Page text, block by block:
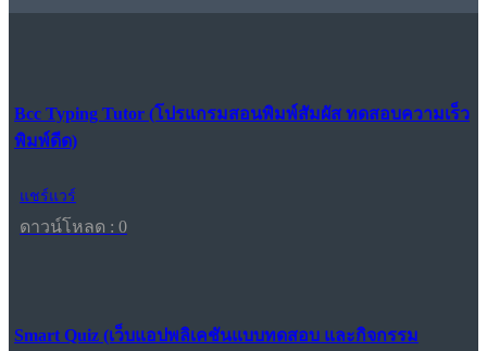
Bcc Typing Tutor (โปรแกรมสอนพิมพ์สัมผัส ทดสอบความเร็ว
พิมพ์ดีด)
แชร์แวร์
ดาวน์โหลด : 0
Smart Quiz (เว็บแอปพลิเคชันแบบทดสอบ และกิจกรรม